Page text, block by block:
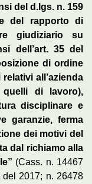
del d.lgs. n. 159
del rapporto di
giudiziario su
dell’art. 35 del
di ordine
all’azienda
quelli di lavoro),
disciplinare e
garanzie, ferma
dei motivi del
dal richiamo alla
(Cass. n. 14467
2017; n. 26478